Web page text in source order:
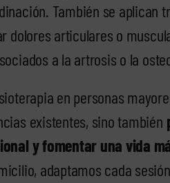
También se aplican
dolores articulares o
a la artrosis o la
en personas
existentes, sino también
y fomentar una vida
adaptamos cada